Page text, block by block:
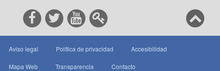
Aviso legal Política de privacidad Accesibilidad
Mapa Web Transparencia Contacto